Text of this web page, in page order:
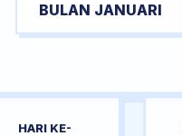
BULAN JANUARI
HARI KE-